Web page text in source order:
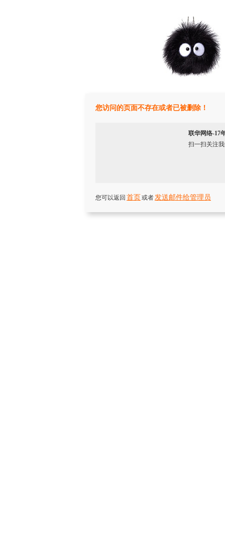
您访问的页面不存在或者已被删除！
联华网络-17
扫一扫关注
您可以返回 首页 或者发送邮件给管理员